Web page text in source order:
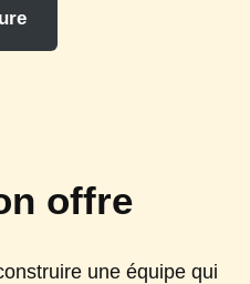
offre
une équipe qui